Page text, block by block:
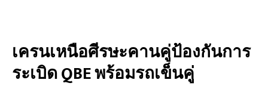
เครนเหนือศีรษะคานคู่ป้องกันการ
ระเบิด QBE พร้อมรถเข็นคู่